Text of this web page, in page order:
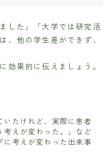
した」「大学では研究活
、他の学生差ができず、
効果的に伝えましょう。
いたけれど、実際に患者
考えが変わった。」など
に考えが変わった出来事